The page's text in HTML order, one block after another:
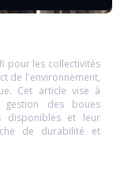
pour les collectivités
de l'environnement,
Cet article vise à
des boues
disponibles et leur
de durabilité et